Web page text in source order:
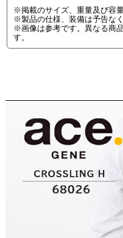
※掲載のサイズ、重量及び容
※製品の仕様、装備は予告な
※画像は参考です。異なる商
す。